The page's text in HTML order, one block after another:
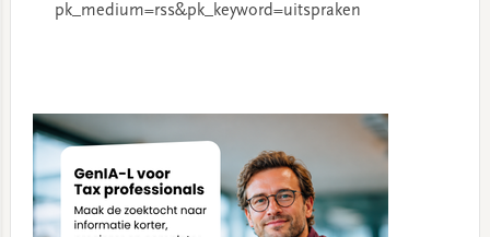
pk_medium=rss&pk_keyword=uitspraken
Sidebar